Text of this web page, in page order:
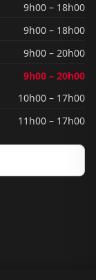
9h00 – 18h00
9h00 – 18h00
9h00 – 20h00
9h00 – 20h00
10h00 – 17h00
11h00 – 17h00